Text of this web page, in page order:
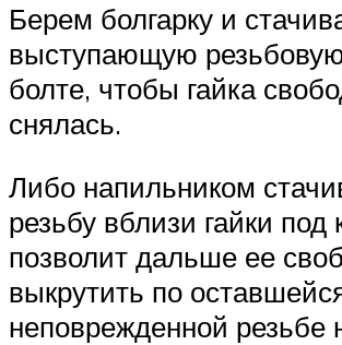
Берем болгарку и
выступающую
болте, чтобы гайка
снялась.
Либо напильником
резьбу вблизи гайки под
позволит дальше ее
выкрутить по
неповрежденной резьбе